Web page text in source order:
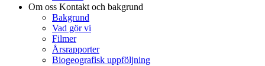
Om oss Kontakt och bakgrund
Bakgrund
Vad gör vi
Filmer
Årsrapporter
Biogeografisk uppföljning